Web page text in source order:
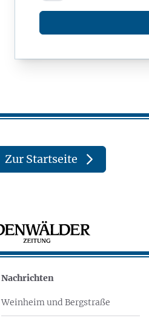
Zur Startseite
Nachrichten
Weinheim und Bergstraße